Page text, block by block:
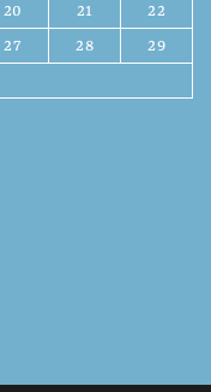
20 21
22
27 28
29